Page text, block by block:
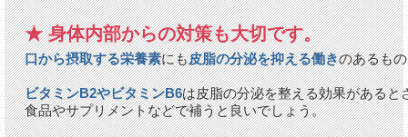
★ 身体内部からの対策も大切です。
口から摂取する栄養素にも皮脂の分泌を抑える働きのあるも
ビタミンB2やビタミンB6は皮脂の分泌を整える効果がある
食品やサプリメントなどで補うと良いでしょう。